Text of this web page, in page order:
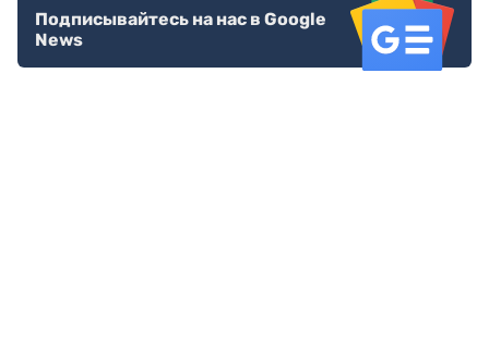
Подписывайтесь на нас в Google
News